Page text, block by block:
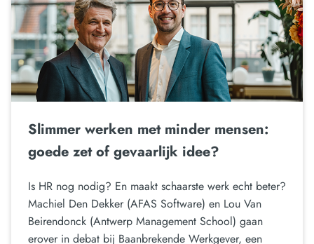
Slimmer werken met minder mensen:
goede zet of gevaarlijk idee?
Is HR nog nodig? En maakt schaarste werk echt beter?
Machiel Den Dekker (AFAS Software) en Lou Van
Beirendonck (Antwerp Management School) gaan
erover in debat bij Baanbrekende Werkgever, een